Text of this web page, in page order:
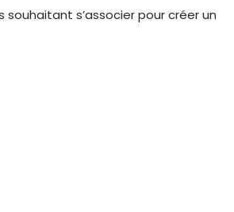
s’associer pour créer un